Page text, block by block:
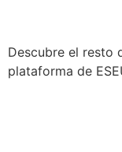
Descubre el resto
plataforma de